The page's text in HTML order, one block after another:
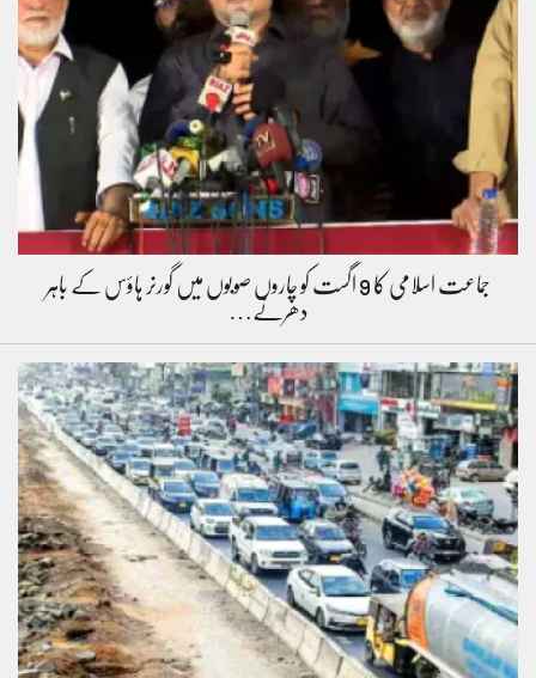
جماعت اسلامی کا 9 اگست کو چاروں صوبوں میں گورنر ہاؤس کے باہر
دھرنے…